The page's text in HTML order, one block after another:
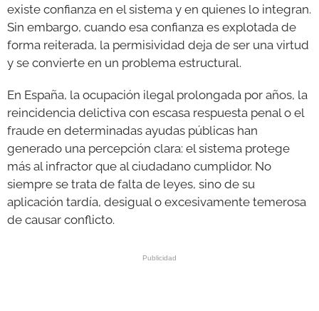
existe confianza en el sistema y en quienes lo integran.
Sin embargo, cuando esa confianza es explotada de
forma reiterada, la permisividad deja de ser una virtud
y se convierte en un problema estructural.
En España, la ocupación ilegal prolongada por años, la
reincidencia delictiva con escasa respuesta penal o el
fraude en determinadas ayudas públicas han
generado una percepción clara: el sistema protege
más al infractor que al ciudadano cumplidor. No
siempre se trata de falta de leyes, sino de su
aplicación tardía, desigual o excesivamente temerosa
de causar conflicto.